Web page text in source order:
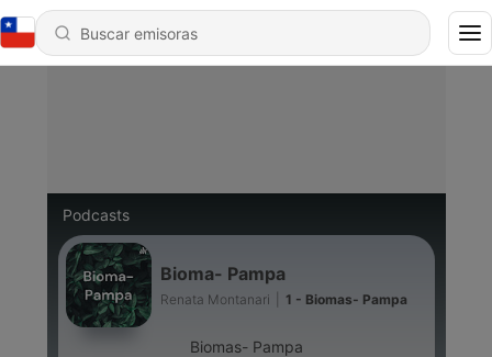
Podcasts
Bioma- Pampa
Renata Montanari 1 - Biomas- Pampa
Biomas- Pampa